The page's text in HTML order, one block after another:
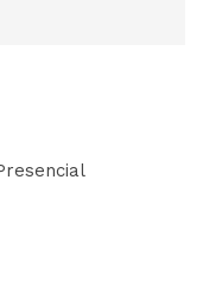
Presencial